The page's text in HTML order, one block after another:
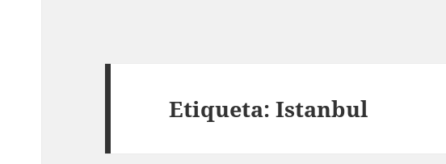
Etiqueta:Istanbul